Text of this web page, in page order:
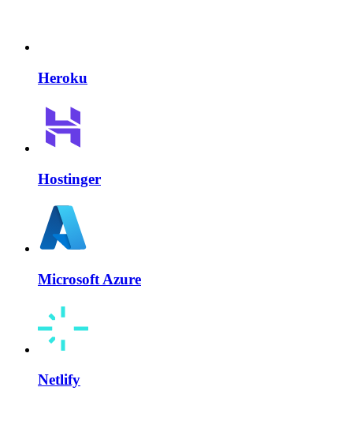
Heroku
Hostinger
Microsoft Azure
Netlify